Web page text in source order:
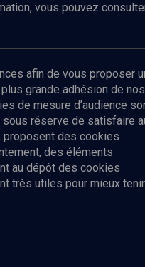
vous pouvez
afin de vous proposer
grande adhésion de nos
de mesure d’audience
sous réserve de satisfaire
proposent des cookies
des éléments
au dépôt des cookies
très utiles pour mieux tenir